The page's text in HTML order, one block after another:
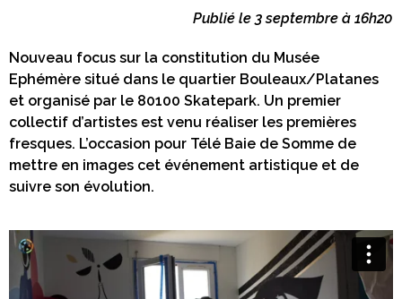
Publié le 3 septembre à 16h20
Nouveau focus sur la constitution du Musée
Ephémère situé dans le quartier Bouleaux/Platanes
et organisé par le 80100 Skatepark. Un premier
collectif d’artistes est venu réaliser les premières
fresques. L’occasion pour Télé Baie de Somme de
mettre en images cet événement artistique et de
suivre son évolution.